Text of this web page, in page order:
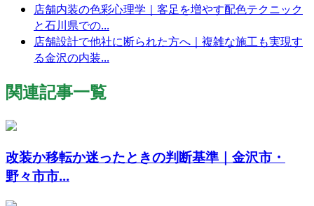
店舗内装の色彩心理学｜客足を増やす配色テクニック
と石川県での...
店舗設計で他社に断られた方へ｜複雑な施工も実現す
る金沢の内装...
関連記事一覧
改装か移転か迷ったときの判断基準｜金沢市・
野々市市...